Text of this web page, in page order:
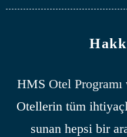
HMS Otel Programı
Otellerin tüm
sunan hepsi bir